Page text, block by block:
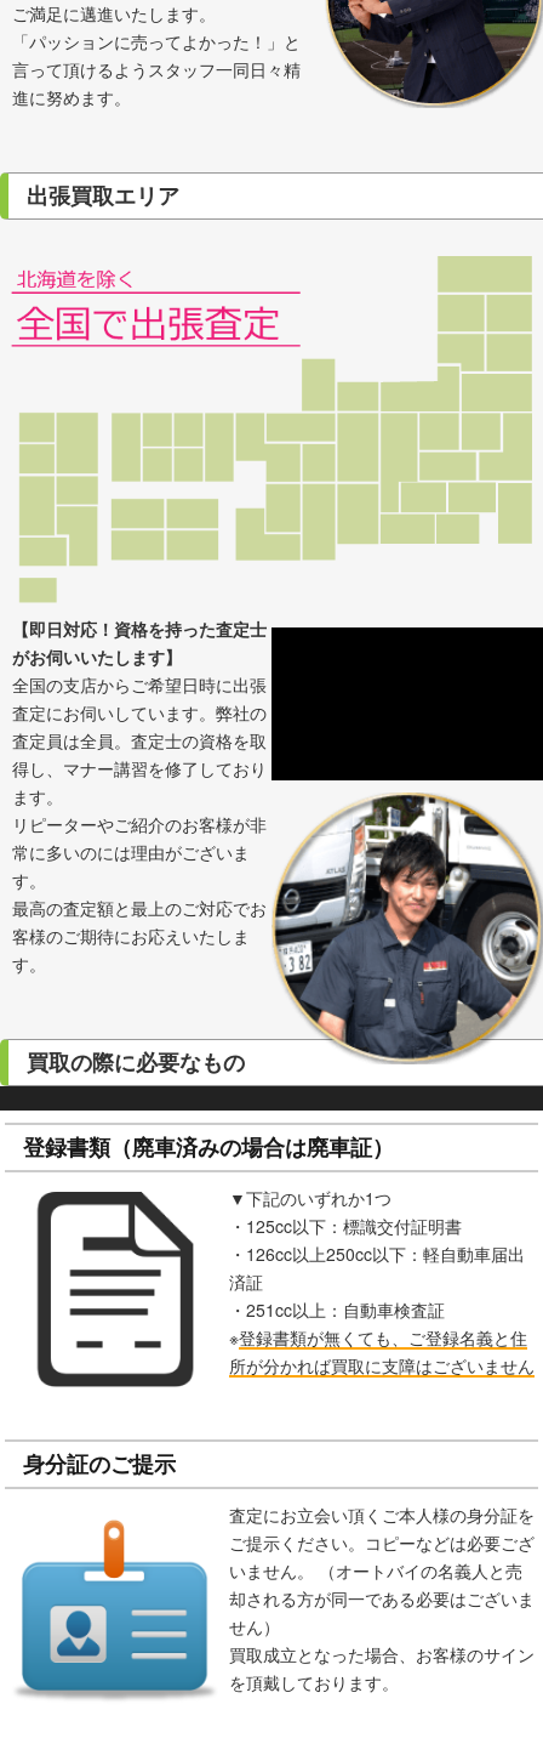
ご満足に邁進いたします。
「パッションに売ってよかった！」と
言って頂けるようスタッフ一同日々精
進に努めます。
出張買取エリア
【即日対応！資格を持った査定士
がお伺いいたします】
全国の支店からご希望日時に出張
査定にお伺いしています。弊社の
査定員は全員。査定士の資格を取
得し、マナー講習を修了しており
ます。
リピーターやご紹介のお客様が非
常に多いのには理由がございま
す。
最高の査定額と最上のご対応でお
客様のご期待にお応えいたしま
す。
買取の際に必要なもの
登録書類（廃車済みの場合は廃車証）
▼下記のいずれか1つ
・125cc以下：標識交付証明書
・126cc以上250cc以下：軽自動車届出
済証
・251cc以上：自動車検査証
※登録書類が無くても、ご登録名義と住
所が分かれば買取に支障はございません
身分証のご提示
査定にお立会い頂くご本人様の身分証を
ご提示ください。コピーなどは必要ござ
いません。 （オートバイの名義人と売
却される方が同一である必要はございま
せん）
買取成立となった場合、お客様のサイン
を頂戴しております。